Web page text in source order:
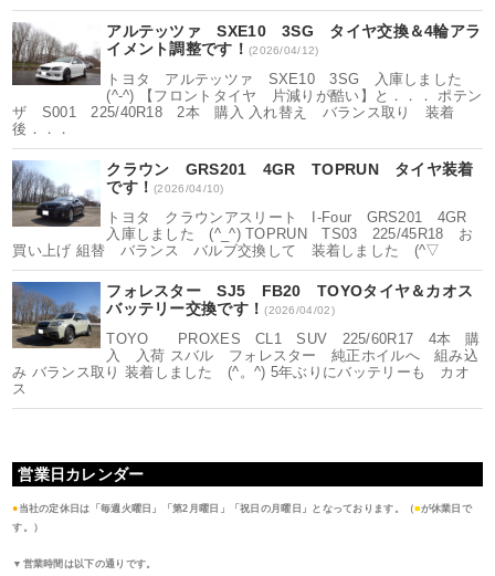
アルテッツァ SXE10 3SG タイヤ交換＆4輪アラ
イメント調整です！ (2026/04/12)
トヨタ アルテッツァ SXE10 3SG 入庫しました
(^-^) 【フロントタイヤ 片減りが酷い】と．．． ポテン
ザ S001 225/40R18 2本 購入 入れ替え バランス取り 装着
後．．．
クラウン GRS201 4GR TOPRUN タイヤ装着
です！(2026/04/10)
トヨタ クラウンアスリート I-Four GRS201 4GR
入庫しました (^_^) TOPRUN TS03 225/45R18 お
買い上げ 組替 バランス バルブ交換して 装着しました (^▽
フォレスター SJ5 FB20 TOYOタイヤ＆カオス
バッテリー交換です！(2026/04/02)
TOYO PROXES CL1 SUV 225/60R17 4本 購
入 入荷 スバル フォレスター 純正ホイルへ 組み込
み バランス取り 装着しました (^。^) 5年ぶりにバッテリーも カオ
ス
営業日カレンダー
● 当社の定休日は「毎週火曜日」「第2月曜日」「祝日の月曜日」となっております。（■が休業日で
す。）
▼営業時間は以下の通りです。